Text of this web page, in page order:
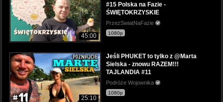
45:00
#15 Polska na Fazie -
ŚWIĘTOKRZYSKIE
PrzezSwiatNaFazie
1080p
25:10
Jeśli PHUKET to tylko z @Marta
Sielska - znowu RAZEM!!!
TAJLANDIA #11
Podróże Wojownika
1080p